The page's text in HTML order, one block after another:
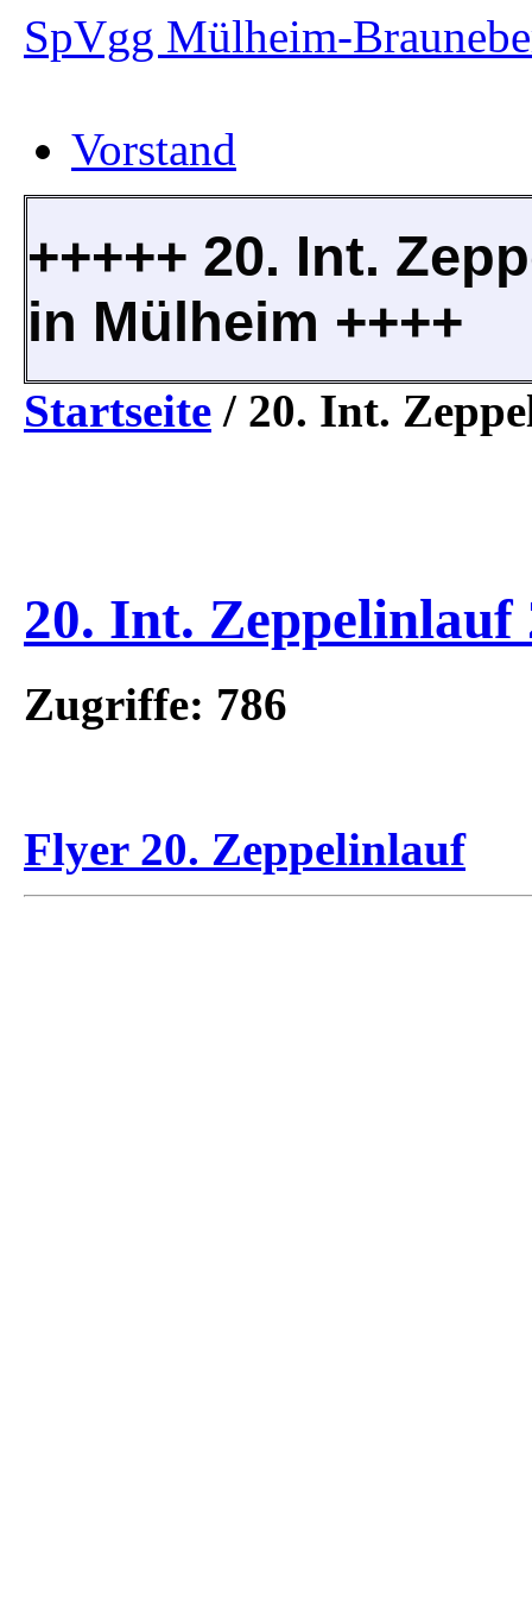
SpVgg Mülheim-
Vorstand
+++++ 20. Int.
in Mülheim ++++
Startseite / 20. Int.
20. Int. Zeppelinlauf
Zugriffe: 786
Flyer 20. Zeppelinlauf